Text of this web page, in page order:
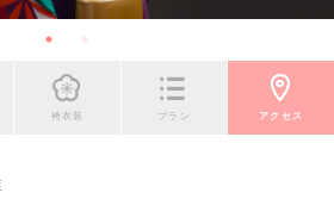
袴衣装 プラン アクセス